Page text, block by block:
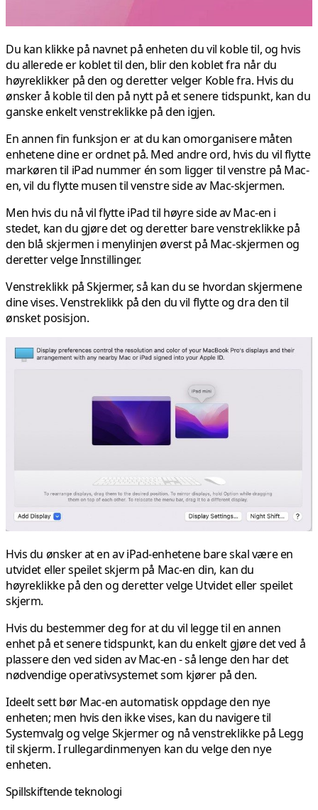
Du kan klikke på navnet på enheten du vil koble til, og hvis
du allerede er koblet til den, blir den koblet fra når du
høyreklikker på den og deretter velger Koble fra. Hvis du
ønsker å koble til den på nytt på et senere tidspunkt, kan du
ganske enkelt venstreklikke på den igjen.
En annen fin funksjon er at du kan omorganisere måten
enhetene dine er ordnet på. Med andre ord, hvis du vil flytte
markøren til iPad nummer én som ligger til venstre på Mac-
en, vil du flytte musen til venstre side av Mac-skjermen.
Men hvis du nå vil flytte iPad til høyre side av Mac-en i
stedet, kan du gjøre det og deretter bare venstreklikke på
den blå skjermen i menylinjen øverst på Mac-skjermen og
deretter velge Innstillinger.
Venstreklikk på Skjermer, så kan du se hvordan skjermene
dine vises. Venstreklikk på den du vil flytte og dra den til
ønsket posisjon.
Hvis du ønsker at en av iPad-enhetene bare skal være en
utvidet eller speilet skjerm på Mac-en din, kan du
høyreklikke på den og deretter velge Utvidet eller speilet
skjerm.
Hvis du bestemmer deg for at du vil legge til en annen
enhet på et senere tidspunkt, kan du enkelt gjøre det ved å
plassere den ved siden av Mac-en - så lenge den har det
nødvendige operativsystemet som kjører på den.
Ideelt sett bør Mac-en automatisk oppdage den nye
enheten; men hvis den ikke vises, kan du navigere til
Systemvalg og velge Skjermer og nå venstreklikke på Legg
til skjerm. I rullegardinmenyen kan du velge den nye
enheten.
Spillskiftende teknologi